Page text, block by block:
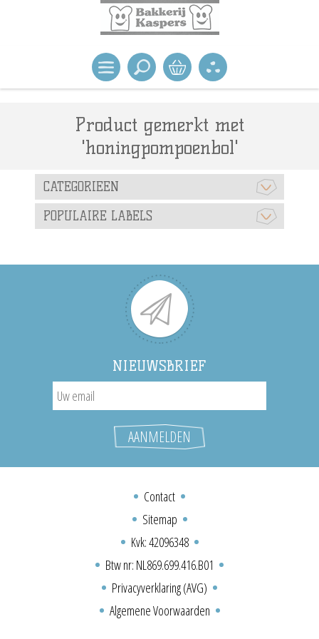
Product gemerkt met
'honingpompoenbol'
CATEGORIEEN
POPULAIRE LABELS
NIEUWSBRIEF
Contact
Sitemap
Kvk: 42096348
Btw nr: NL869.699.416.B01
Privacyverklaring (AVG)
Algemene Voorwaarden